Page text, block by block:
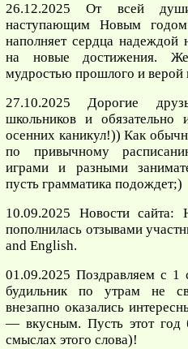
26.12.2025 От всей
наступающим Новым
наполняет сердца надеждой
на новые достижения.
мудростью прошлого и верой
27.10.2025 Дорогие
школьников и обязательно
осенних каникул!)) Как
по привычному
играми и разными
пусть грамматика подождет;)
10.09.2025 Новости
пополнилась отзывами
and English.
01.09.2025 Поздравляем с 1
будильник по утрам не
внезапно оказались
— вкусным. Пусть этот год
смыслах этого слова)!